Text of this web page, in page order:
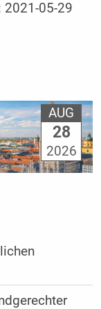
2021-05-29
AUG
28
2026